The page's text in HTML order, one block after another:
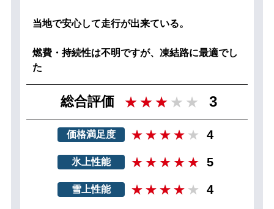
当地で安心して走行が出来ている。
燃費・持続性は不明ですが、凍結路に最適でし
た
総合評価 3
価格満足度 4
氷上性能 5
雪上性能 4